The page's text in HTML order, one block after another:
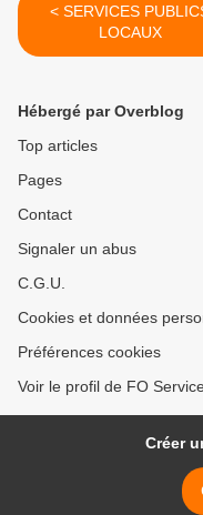
< SERVICES PUBLICS
LOCAUX
Hébergé par Overblog
Top articles
Pages
Contact
Signaler un abus
C.G.U.
Cookies et données
Préférences cookies
Voir le profil de FO
Créer